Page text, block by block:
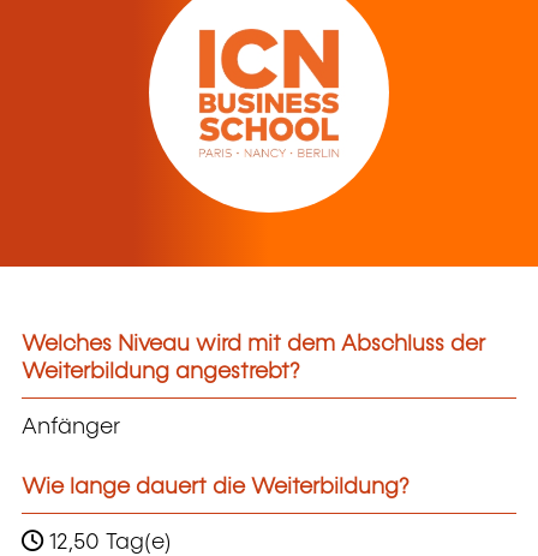
Welches Niveau wird mit dem Abschluss der
Weiterbildung angestrebt?
Anfänger
Wie lange dauert die Weiterbildung?
12,50 Tag(e)